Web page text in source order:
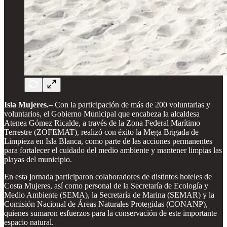
Isla Mujeres.–Con la participación de más de 200 voluntarias y
voluntarios, el Gobierno Municipal que encabeza la alcaldesa
Atenea Gómez Ricalde, a través de la Zona Federal Marítimo
Terrestre (ZOFEMAT), realizó con éxito la Mega Brigada de
Limpieza en Isla Blanca, como parte de las acciones permanentes
para fortalecer el cuidado del medio ambiente y mantener limpias las
playas del municipio.
En esta jornada participaron colaboradores de distintos hoteles de
Costa Mujeres, así como personal de la Secretaría de Ecología y
Medio Ambiente (SEMA), la Secretaría de Marina (SEMAR) y la
Comisión Nacional de Áreas Naturales Protegidas (CONANP),
quienes sumaron esfuerzos para la conservación de este importante
espacio natural.